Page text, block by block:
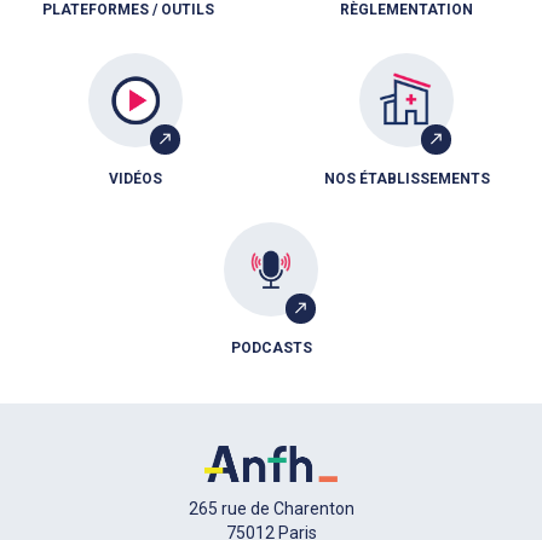
PLATEFORMES / OUTILS RÈGLEMENTATION
VIDÉOS NOS ÉTABLISSEMENTS
PODCASTS
265 rue de Charenton
75012 Paris